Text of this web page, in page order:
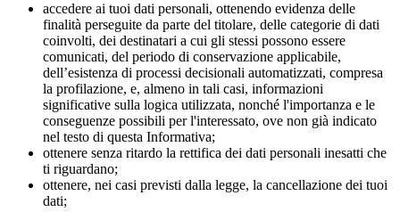
accedere ai tuoi dati personali, ottenendo evidenza delle
finalità perseguite da parte del titolare, delle categorie di dati
coinvolti, dei destinatari a cui gli stessi possono essere
comunicati, del periodo di conservazione applicabile,
dell’esistenza di processi decisionali automatizzati, compresa
la profilazione, e, almeno in tali casi, informazioni
significative sulla logica utilizzata, nonché l'importanza e le
conseguenze possibili per l'interessato, ove non già indicato
nel testo di questa Informativa;
ottenere senza ritardo la rettifica dei dati personali inesatti che
ti riguardano;
ottenere, nei casi previsti dalla legge, la cancellazione dei tuoi
dati;